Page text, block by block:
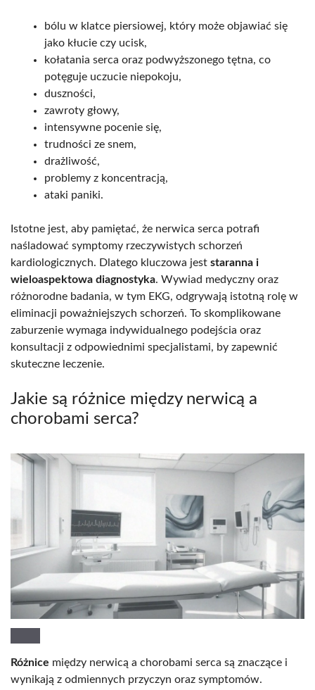
bólu w klatce piersiowej, który może objawiać się
jako kłucie czy ucisk,
kołatania serca oraz podwyższonego tętna, co
potęguje uczucie niepokoju,
duszności,
zawroty głowy,
intensywne pocenie się,
trudności ze snem,
drażliwość,
problemy z koncentracją,
ataki paniki.
Istotne jest, aby pamiętać, że nerwica serca potrafi
naśladować symptomy rzeczywistych schorzeń
kardiologicznych. Dlatego kluczowa jest staranna i
wieloaspektowa diagnostyka. Wywiad medyczny oraz
różnorodne badania, w tym EKG, odgrywają istotną rolę w
eliminacji poważniejszych schorzeń. To skomplikowane
zaburzenie wymaga indywidualnego podejścia oraz
konsultacji z odpowiednimi specjalistami, by zapewnić
skuteczne leczenie.
Jakie są różnice między nerwicą a
chorobami serca?
Różnice między nerwicą a chorobami serca są znaczące i
wynikają z odmiennych przyczyn oraz symptomów.